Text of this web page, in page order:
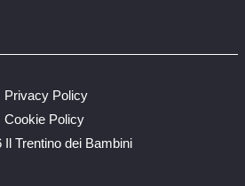
Il Trentino dei Bambini
Privacy Policy
Cookie Policy